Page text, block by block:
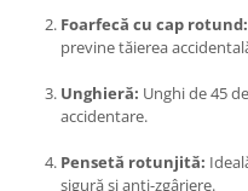
Articole si accesorii pentru
Baterii baie
Baterii cada
Baterii lavoar
Foarfecă cu cap rotund:
previne tăierea
Unghieră: Unghi de 45
accidentare.
Pensetă rotunjită:
sigură și anti-zgâriere.